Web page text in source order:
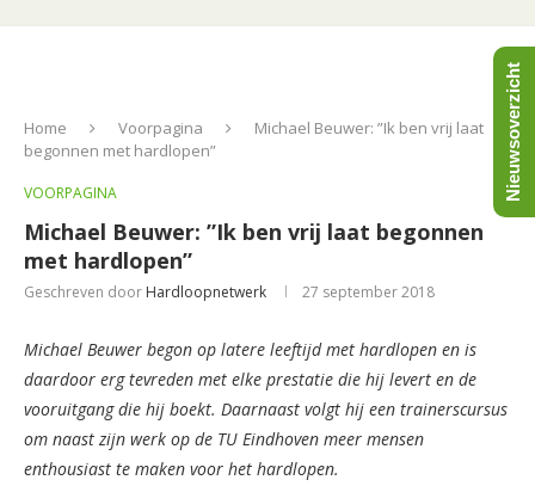
Home Voorpagina
Michael Beuwer: ”Ik ben vrij laat
begonnen met hardlopen”
VOORPAGINA
Michael Beuwer: ”Ik ben vrij laat begonnen
met hardlopen”
Geschreven door Hardloopnetwerk 27 september 2018
Michael Beuwer begon op latere leeftijd met hardlopen en is
daardoor erg tevreden met elke prestatie die hij levert en de
vooruitgang die hij boekt. Daarnaast volgt hij een trainerscursus
om naast zijn werk op de TU Eindhoven meer mensen
enthousiast te maken voor het hardlopen.
Nieuwsoverzicht